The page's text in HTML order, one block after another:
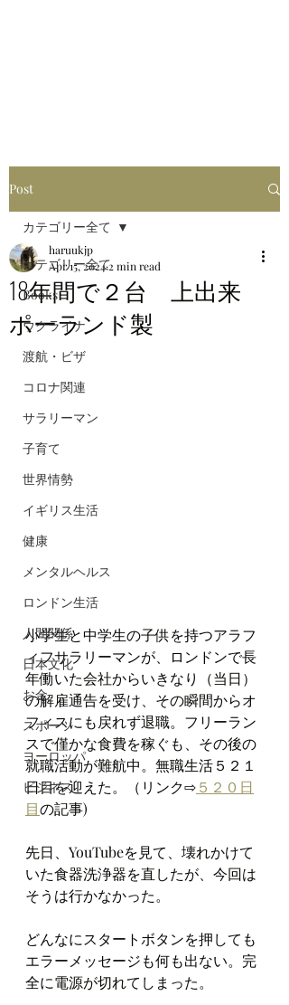
Post
カテゴリー全て
Books
ウクライナ
渡航・ビザ
コロナ関連
サラリーマン
子育て
世界情勢
イギリス生活
健康
メンタルヘルス
ロンドン生活
人間関係
日本文化
お金
スポーツ
ヨーロッパ
ビジネス
カテゴリー全て
18年間で２台 上出来
ポーランド製
haruukjp
Apr 15, 20242 min read
小学生と中学生の子供を持つアラフ
ィフサラリーマンが、ロンドンで長
年働いた会社からいきなり（当日）
の解雇通告を受け、その瞬間からオ
フィスにも戻れず退職。フリーラン
スで僅かな食費を稼ぐも、その後の
就職活動が難航中。無職生活５２１
日目を迎えた。（リンク⇨５２０日
目の記事)
先日、YouTubeを見て、壊れかけて
いた食器洗浄器を直したが、今回は
そうは行かなかった。
どんなにスタートボタンを押しても
エラーメッセージも何も出ない。完
全に電源が切れてしまった。